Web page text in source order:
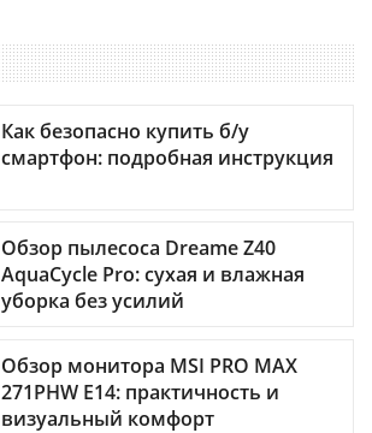
Как безопасно купить б/у
смартфон: подробная инструкция
Обзор пылесоса Dreame Z40
AquaCycle Pro: сухая и влажная
уборка без усилий
Обзор монитора MSI PRO MAX
271PHW E14: практичность и
визуальный комфорт